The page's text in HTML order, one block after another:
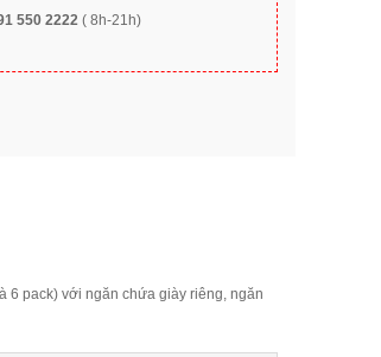
550 2222 ( 8h-21h)
6 pack) với ngăn chứa giày riêng, ngăn